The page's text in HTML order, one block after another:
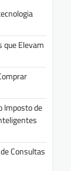
que Elevam
Imposto de
Consultas